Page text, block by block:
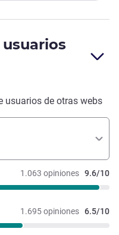
usuarios de otras webs
1.063 opiniones 9.6/10
1.695 opiniones 6.5/10